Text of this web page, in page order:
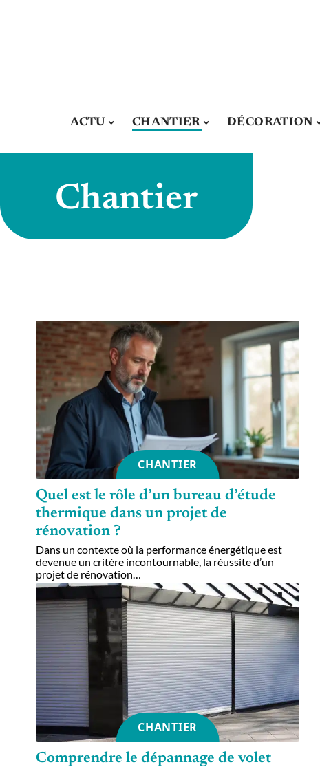
ACTU CHANTIER DÉCORATION
Chantier
CHANTIER
Quel est le rôle d’un bureau d’étude
thermique dans un projet de
rénovation ?
Dans un contexte où la performance énergétique est
devenue un critère incontournable, la réussite d’un
projet de rénovation…
CHANTIER
Comprendre le dépannage de volet